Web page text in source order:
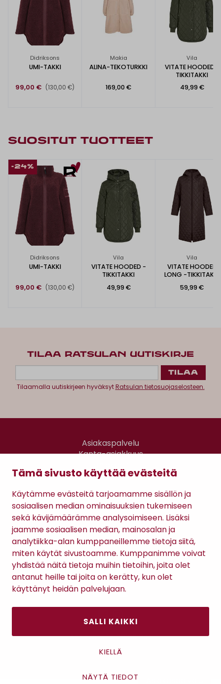
Tämä sivusto käyttää evästeitä
Käytämme evästeitä tarjoamamme sisällön ja
sosiaalisen median ominaisuuksien tukemiseen
sekä kävijämäärämme analysoimiseen. Lisäksi
jaamme sosiaalisen median, mainosalan ja
analytiikka-alan kumppaneillemme tietoja siitä,
miten käytät sivustoamme. Kumppanimme voivat
yhdistää näitä tietoja muihin tietoihin, joita olet
antanut heille tai joita on kerätty, kun olet
käyttänyt heidän palvelujaan.
SALLI KAIKKI
KIELLÄ
NÄYTÄ TIEDOT
Didriksons
UMI-TAKKI
99,00 € (130,00 €)
Makia
ALINA-TEKOTURKKI
169,00 €
Vila
VITATE HOODED -
TIKKITAKKI
49,99 €
SUOSITUT TUOTTEET
-24%
Didriksons
UMI-TAKKI
99,00 € (130,00 €)
Vila
VITATE HOODED -
TIKKITAKKI
49,99 €
Vila
VITATE HOODED
LONG -TIKKITAKKI
59,99 €
TILAA RATSULAN UUTISKIRJE
Tilaamalla uutiskirjeen hyväksytRatsulan tietosuojaselosteen.
Asiakaspalvelu
Kanta-asiakkuus
Gomee Ratsula Café
Antinkatu 17, 28100 Pori
Sopimusehdot
Tietosuojaseloste
Maksutavat